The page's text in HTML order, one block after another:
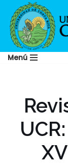
Saltar
al
contenido
Menú